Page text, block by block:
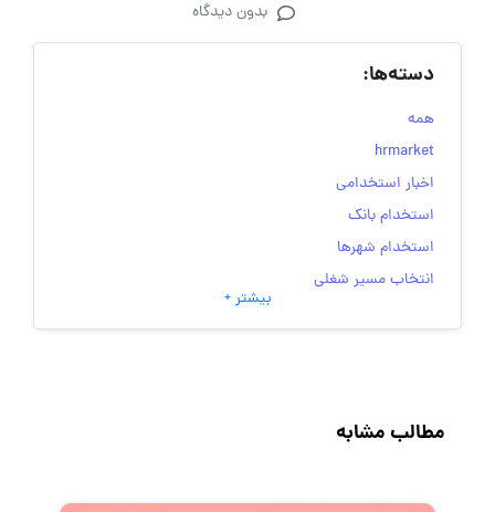
بدون دیدگاه
دسته‌ها:
همه
hrmarket
اخبار استخدامی
استخدام بانک
استخدام شهرها
انتخاب مسیر شغلی
به‌روزرسانی‌های سایت (کارجویی)
رزومه
فریلنسر
بیشتر +
مطالب مشابه